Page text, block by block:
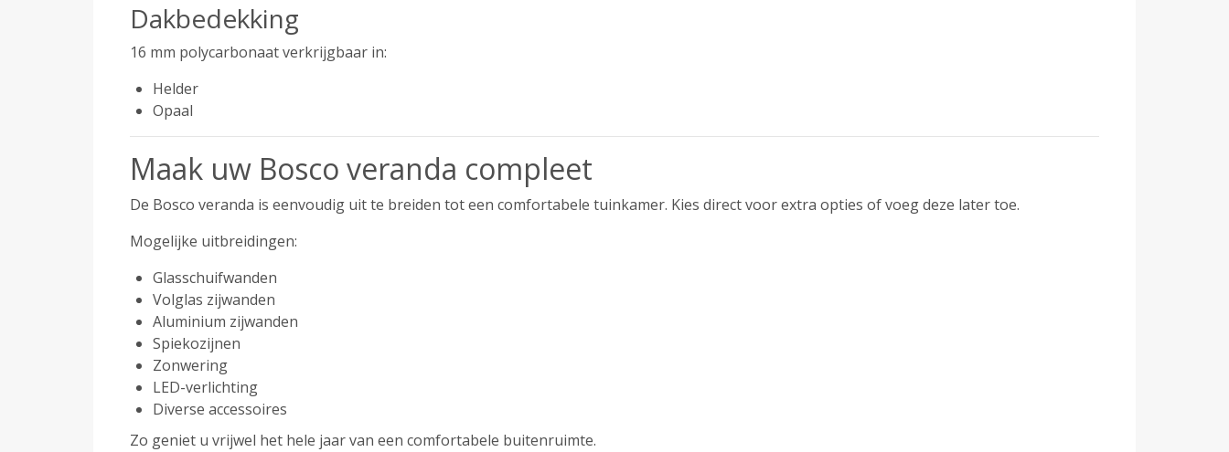
Dakbedekking
16 mm polycarbonaat verkrijgbaar in:
Helder
Opaal
Maak uw Bosco veranda compleet
De Bosco veranda is eenvoudig uit te breiden tot een comfortabele tuinkamer. Kies direct voor extra opties of voeg deze later toe.
Mogelijke uitbreidingen:
Glasschuifwanden
Volglas zijwanden
Aluminium zijwanden
Spiekozijnen
Zonwering
LED-verlichting
Diverse accessoires
Zo geniet u vrijwel het hele jaar van een comfortabele buitenruimte.